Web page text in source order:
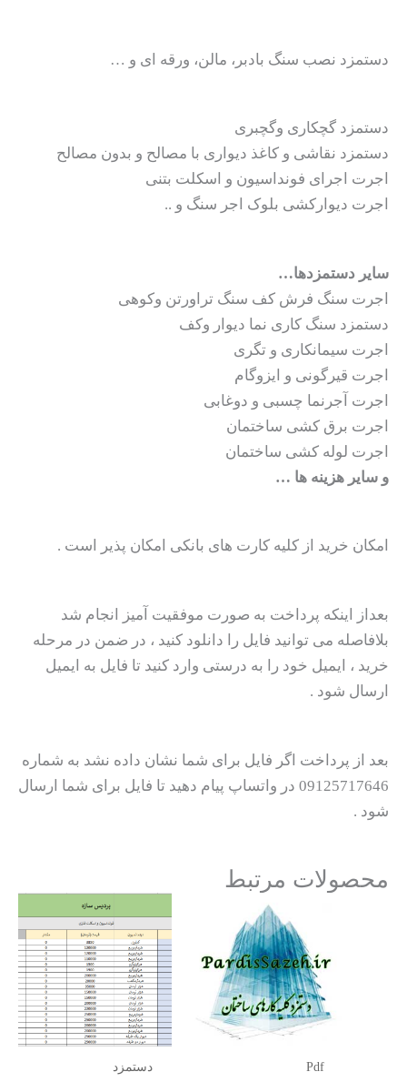
دستمزد نصب سنگ بادبر، مالن، ورقه ای و …
دستمزد گچکاری وگچبری
دستمزد نقاشی و کاغذ دیواری با مصالح و بدون مصالح
اجرت اجرای فونداسیون و اسکلت بتنی
اجرت دیوارکشی بلوک اجر سنگ و ..
سایر دستمزدها…
اجرت سنگ فرش کف سنگ تراورتن وکوهی
دستمزد سنگ کاری نما دیوار وکف
اجرت سیمانکاری و تگری
اجرت قیرگونی و ایزوگام
اجرت آجرنما چسبی و دوغابی
اجرت برق کشی ساختمان
اجرت لوله کشی ساختمان
و سایر هزینه ها …
امکان خرید از کلیه کارت های بانکی امکان پذیر است .
بعداز اینکه پرداخت به صورت موفقیت آمیز انجام شد
بلافاصله می توانید فایل را دانلود کنید ، در ضمن در مرحله
خرید ، ایمیل خود را به درستی وارد کنید تا فایل به ایمیل
ارسال شود .
بعد از پرداخت اگر فایل برای شما نشان داده نشد به شماره
09125717646 در واتساپ پیام دهید تا فایل برای شما ارسال
شود .
محصولات مرتبط
Pdf دستمزد